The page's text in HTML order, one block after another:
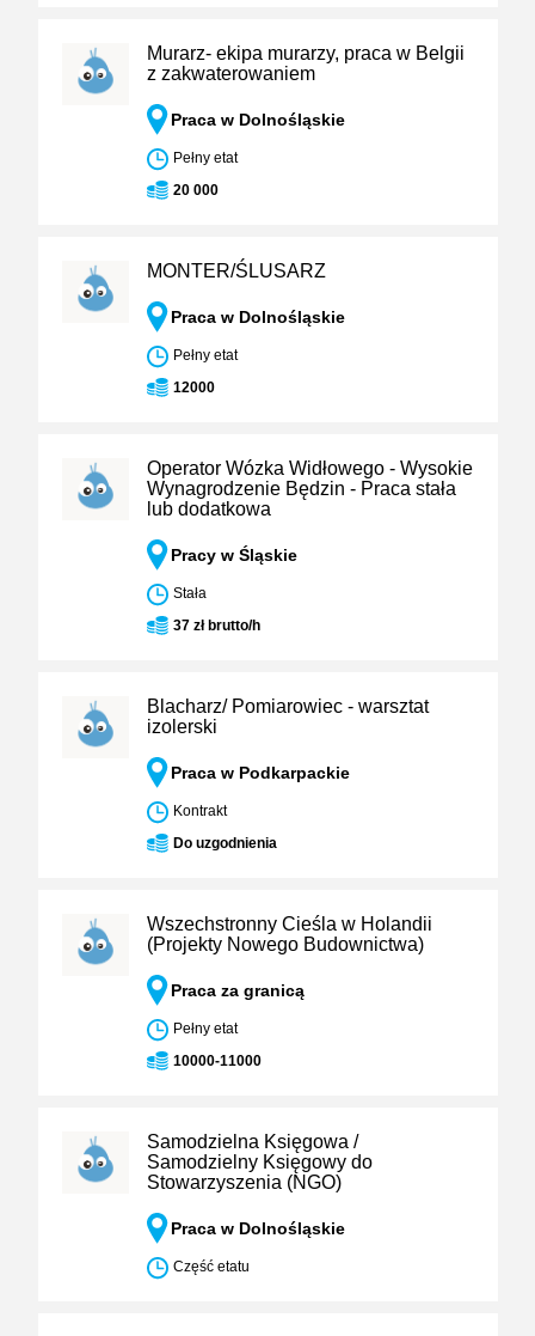
Murarz- ekipa murarzy, praca w Belgii
z zakwaterowaniem
Praca w Dolnośląskie
Pełny etat
20 000
MONTER/ŚLUSARZ
Praca w Dolnośląskie
Pełny etat
12000
Operator Wózka Widłowego - Wysokie
Wynagrodzenie Będzin - Praca stała
lub dodatkowa
Pracy w Śląskie
Stała
37 zł brutto/h
Blacharz/ Pomiarowiec - warsztat
izolerski
Praca w Podkarpackie
Kontrakt
Do uzgodnienia
Wszechstronny Cieśla w Holandii
(Projekty Nowego Budownictwa)
Praca za granicą
Pełny etat
10000-11000
Samodzielna Księgowa /
Samodzielny Księgowy do
Stowarzyszenia (NGO)
Praca w Dolnośląskie
Część etatu